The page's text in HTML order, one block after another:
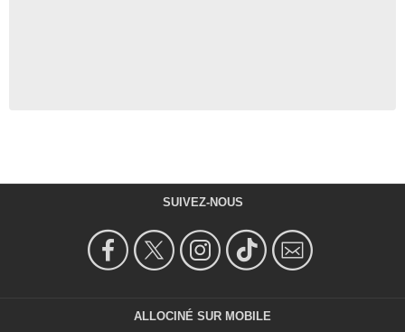
SUIVEZ-NOUS
ALLOCINÉ SUR MOBILE